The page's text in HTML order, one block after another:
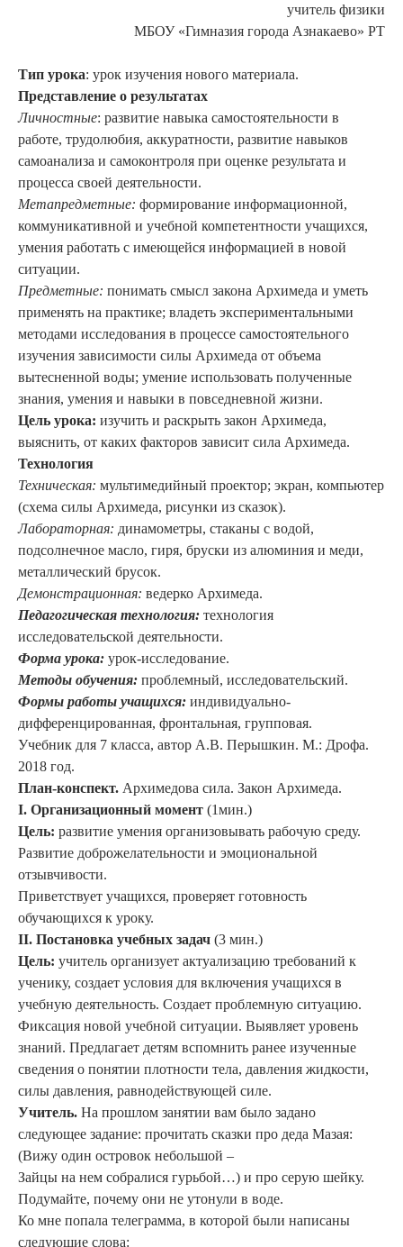
учитель физики
МБОУ «Гимназия города Азнакаево» РТ
Тип урока: урок изучения нового материала.
Представление о результатах
Личностные: развитие навыка самостоятельности в
работе, трудолюбия, аккуратности, развитие навыков
самоанализа и самоконтроля при оценке результата и
процесса своей деятельности.
Метапредметные: формирование информационной,
коммуникативной и учебной компетентности учащихся,
умения работать с имеющейся информацией в новой
ситуации.
Предметные: понимать смысл закона Архимеда и уметь
применять на практике; владеть экспериментальными
методами исследования в процессе самостоятельного
изучения зависимости силы Архимеда от объема
вытесненной воды; умение использовать полученные
знания, умения и навыки в повседневной жизни.
Цель урока: изучить и раскрыть закон Архимеда,
выяснить, от каких факторов зависит сила Архимеда.
Технология
Техническая: мультимедийный проектор; экран, компьютер
(схема силы Архимеда, рисунки из сказок).
Лабораторная: динамометры, стаканы с водой,
подсолнечное масло, гиря, бруски из алюминия и меди,
металлический брусок.
Демонстрационная: ведерко Архимеда.
Педагогическая технология: технология
исследовательской деятельности.
Форма урока: урок-исследование.
Методы обучения: проблемный, исследовательский.
Формы работы учащихся: индивидуально-
дифференцированная, фронтальная, групповая.
Учебник для 7 класса, автор А.В. Перышкин. М.: Дрофа.
2018 год.
План-конспект. Архимедова сила. Закон Архимеда.
I. Организационный момент (1мин.)
Цель: развитие умения организовывать рабочую среду.
Развитие доброжелательности и эмоциональной
отзывчивости.
Приветствует учащихся, проверяет готовность
обучающихся к уроку.
II. Постановка учебных задач (3 мин.)
Цель: учитель организует актуализацию требований к
ученику, создает условия для включения учащихся в
учебную деятельность. Создает проблемную ситуацию.
Фиксация новой учебной ситуации. Выявляет уровень
знаний. Предлагает детям вспомнить ранее изученные
сведения о понятии плотности тела, давления жидкости,
силы давления, равнодействующей силе.
Учитель. На прошлом занятии вам было задано
следующее задание: прочитать сказки про деда Мазая:
(Вижу один островок небольшой –
Зайцы на нем собралися гурьбой…) и про серую шейку.
Подумайте, почему они не утонули в воде.
Ко мне попала телеграмма, в которой были написаны
следующие слова: